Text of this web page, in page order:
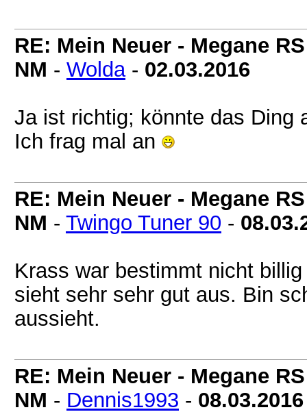
RE: Mein Neuer - Megane
NM - Wolda- 02.03.2016
Ja ist richtig; könnte das Ding
Ich frag mal an
RE: Mein Neuer - Megane
NM - Twingo Tuner 90 -
Krass war bestimmt nicht
sieht sehr sehr gut aus. Bin
aussieht.
RE: Mein Neuer - Megane
NM - Dennis1993 - 08.03.2016